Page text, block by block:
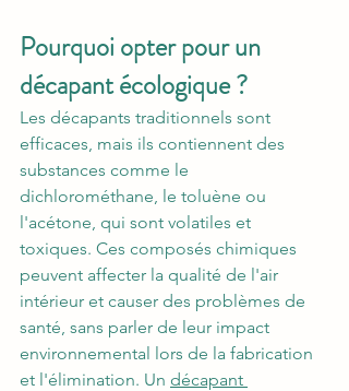
Pourquoi opter pour un
décapant écologique ?
Les décapants traditionnels sont
efficaces, mais ils contiennent des
substances comme le
dichlorométhane, le toluène ou
l'acétone, qui sont volatiles et
toxiques. Ces composés chimiques
peuvent affecter la qualité de l'air
intérieur et causer des problèmes de
santé, sans parler de leur impact
environnemental lors de la fabrication
et l'élimination. Un décapant